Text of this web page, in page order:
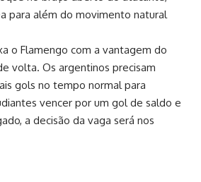
para além do movimento natural
o Flamengo com a vantagem do
volta. Os argentinos precisam
gols no tempo normal para
vencer por um gol de saldo e
a decisão da vaga será nos